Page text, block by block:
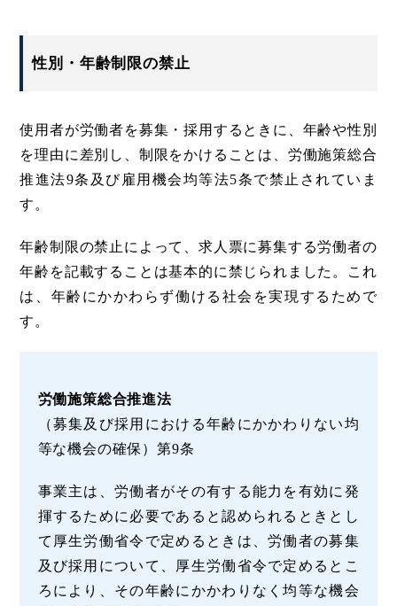
性別・年齢制限の禁止
使用者が労働者を募集・採用するときに、年齢や性別
を理由に差別し、制限をかけることは、労働施策総合
推進法9条及び雇用機会均等法5条で禁止されていま
す。
年齢制限の禁止によって、求人票に募集する労働者の
年齢を記載することは基本的に禁じられました。これ
は、年齢にかかわらず働ける社会を実現するためで
す。
労働施策総合推進法
（募集及び採用における年齢にかかわりない均
等な機会の確保）第9条
事業主は、労働者がその有する能力を有効に発
揮するために必要であると認められるときとし
て厚生労働省令で定めるときは、労働者の募集
及び採用について、厚生労働省令で定めるとこ
ろにより、その年齢にかかわりなく均等な機会